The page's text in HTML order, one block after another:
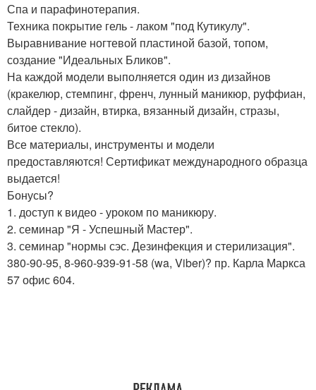
Спа и парафинотерапия.
Техника покрытие гель - лаком "под Кутикулу".
Выравнивание ногтевой пластиной базой, топом,
создание "Идеальных Бликов".
На каждой модели выполняется один из дизайнов
(кракелюр, стемпинг, френч, лунный маникюр, руффиан,
слайдер - дизайн, втирка, вязанный дизайн, стразы,
битое стекло).
Все материалы, инструменты и модели
предоставляются! Сертификат международного образца
выдается!
Бонусы?
1. доступ к видео - уроком по маникюру.
2. семинар "Я - Успешный Мастер".
3. семинар "нормы сэс. Дезинфекция и стерилизация".
380-90-95, 8-960-939-91-58 (wa, Viber)? пр. Карла Маркса
57 офис 604.